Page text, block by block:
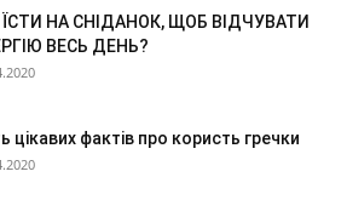
НА СНІДАНОК, ЩОБ ВІДЧУВАТИ
ВЕСЬ ДЕНЬ?
цікавих фактів про користь гречки